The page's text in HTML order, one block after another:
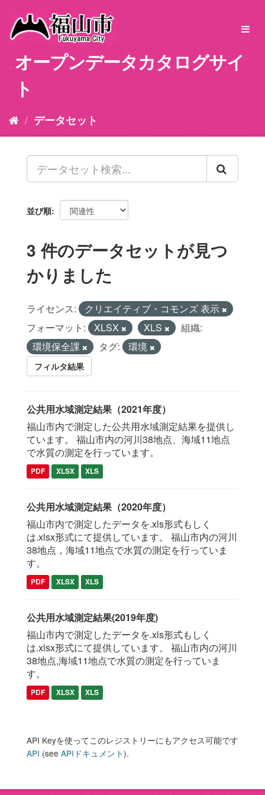
オープンデータカタログサイ
ト
データセット
並び順
3 件のデータセットが見つ
かりました
ライセンス:
クリエイティブ・コモンズ 表示
フォーマット:
XLSX XLS
組織:
環境保全課
タグ: 環境
フィルタ結果
公共用水域測定結果（2021年度）
福山市内で測定した公共用水域測定結果を提供し
ています。 福山市内の河川38地点、海域11地点
で水質の測定を行っています。
PDF XLSX XLS
公共用水域測定結果（2020年度）
福山市内で測定したデータを.xls形式もしく
は.xlsx形式にて提供しています。 福山市内の河川
38地点，海域11地点で水質の測定を行っていま
す。
PDF XLSX XLS
公共用水域測定結果(2019年度)
福山市内で測定したデータを.xls形式もしく
は.xlsx形式にて提供しています。 福山市内の河川
38地点,海域11地点で水質の測定を行っていま
す。
PDF XLSX XLS
API Keyを使ってこのレジストリーにもアクセス可能です
API (see APIドキュメント).